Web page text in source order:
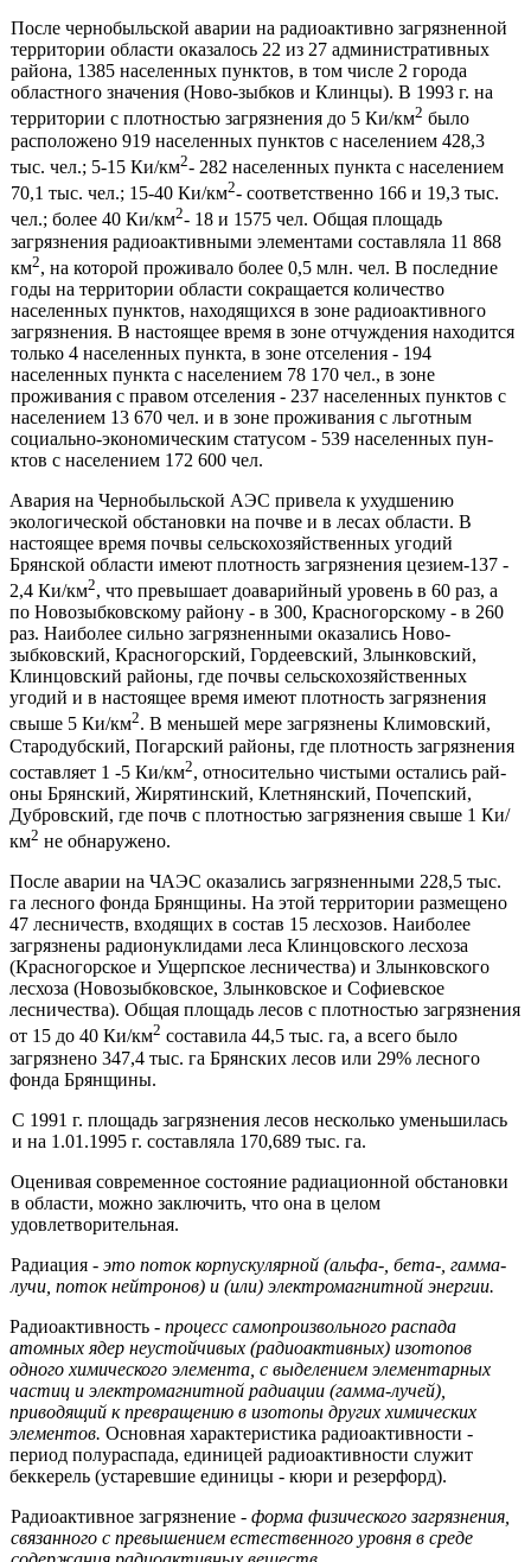
После чернобыльской аварии на радиоактивно загрязненной
тер­ритории области оказалось 22 из 27 административных
района, 1385 населенных пунктов, в том числе 2 города
областного значения (Ново-зыбков и Клинцы). В 1993 г. на
территории с плотностью загрязнения до 5 Ки/км2 было
расположено 919 населенных пунктов с населением 428,3
тыс. чел.; 5-15 Ки/км2- 282 населенных пункта с населением
70,1 тыс. чел.; 15-40 Ки/км2- соответственно 166 и 19,3 тыс.
чел.; бо­лее 40 Ки/км2- 18 и 1575 чел. Общая площадь
загрязнения радиоак­тивными элементами составляла 11 868
км2, на которой проживало более 0,5 млн. чел. В последние
годы на территории области сокраща­ется количество
населенных пунктов, находящихся в зоне радиоактив­ного
загрязнения. В настоящее время в зоне отчуждения находится
толь­ко 4 населенных пункта, в зоне отселения - 194
населенных пункта с населением 78 170 чел., в зоне
проживания с правом отселения - 237 населенных пунктов с
населением 13 670 чел. и в зоне проживания с льготным
социально-экономическим статусом - 539 населенных пун­
ктов с населением 172 600 чел.
Авария на Чернобыльской АЭС привела к ухудшению
экологи­ческой обстановки на почве и в лесах области. В
настоящее время по­чвы сельскохозяйственных угодий
Брянской области имеют плотность загрязнения цезием-137 -
2,4 Ки/км2, что превышает доаварийный уро­вень в 60 раз, а
по Новозыбковскому району - в 300, Красногорско­му - в 260
раз. Наиболее сильно загрязненными оказались Ново-
зыбковский, Красногорский, Гордеевский, Злынковский,
Клинцовский районы, где почвы сельскохозяйственных
угодий и в настоящее время имеют плотность загрязнения
свыше 5 Ки/км2. В меньшей мере загряз­нены Климовский,
Стародубский, Погарский районы, где плотность загрязнения
составляет 1 -5 Ки/км2, относительно чистыми остались рай­
оны Брянский, Жирятинский, Клетнянский, Почепский,
Дубровский, где почв с плотностью загрязнения свыше 1 Ки/
км2 не обнаружено.
После аварии на ЧАЭС оказались загрязненными 228,5 тыс.
га лесного фонда Брянщины. На этой территории размещено
47 лесни­честв, входящих в состав 15 лесхозов. Наиболее
загрязнены радио­нуклидами леса Клинцовского лесхоза
(Красногорское и Ущерпское лесничества) и Злынковского
лесхоза (Новозыбковское, Злынковское и Софиевское
лесничества). Общая площадь лесов с плотностью загряз­нения
от 15 до 40 Ки/км2 составила 44,5 тыс. га, а всего было
загрязнено 347,4 тыс. га Брянских лесов или 29% лесного
фонда Брянщины.
С 1991 г. площадь загрязнения лесов несколько уменьшилась
и на 1.01.1995 г. составляла 170,689 тыс. га.
Оценивая современное состояние радиационной обстановки
в области, можно заключить, что она в целом
удовлетворительная.
Радиация - это поток корпускулярной (альфа-, бета-, гамма-
лучи, по­ток нейтронов) и (или) электромагнитной энергии.
Радиоактивность - процесс самопроизвольного распада
атомных ядер неустойчивых (радиоактивных) изотопов
одного химического элемента, с выделением элементарных
частиц и электромагнитной радиации (гамма-лучей),
приводящий к превращению в изотопы других химических
элемен­тов. Основная характеристика радиоактивности -
период полураспада, еди­ницей радиоактивности служит
беккерель (устаревшие единицы - кюри и резерфорд).
Радиоактивное загрязнение - форма физического загрязнения,
свя­занного с превышением естественного уровня в среде